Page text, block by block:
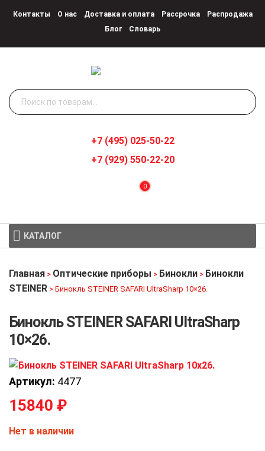
Контакты О нас Доставка и оплата Рассрочка
Распродажа
Блог
Словарь
Искать:
0
+7 (495) 025-50-22
+7 (929) 550-22-20
КАТАЛОГ
Главная > Оптические приборы > Бинокли > Бинокли
STEINER > Бинокль STEINER SAFARI UltraSharp 10×26.
Бинокль STEINER SAFARI UltraSharp
10×26.
Артикул: 4477
15840 ₽
Нет в наличии